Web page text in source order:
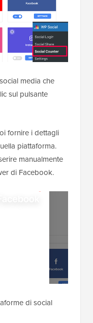
media che
sul pulsante
fornire i dettagli
piattaforma.
manualmente
di Facebook.
di social